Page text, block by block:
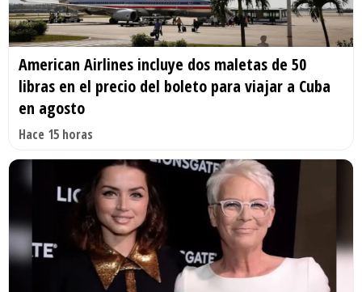
American Airlines incluye dos maletas de 50
libras en el precio del boleto para viajar a Cuba
en agosto
Hace 15 horas